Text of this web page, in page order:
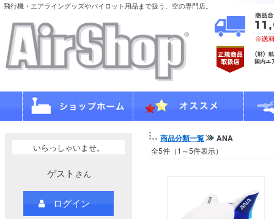
飛行機・エアライングッズやパイロット用品まで扱う、空の専門店。
いらっしゃいませ。
ゲスト さん
ログイン
商品分類一覧 ANA
全5件（1～5件表示）